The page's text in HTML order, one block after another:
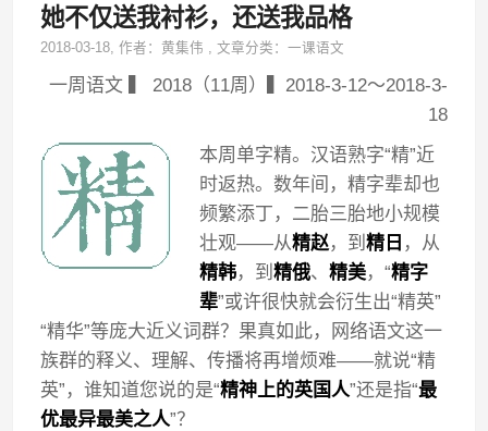
她不仅送我衬衫，还送我品格
2018-03-18, 作者：黄集伟 ,文章分类：一课语文
一周语文 ▍ 2018（11周）▍2018-3-12～2018-3-
18
本周单字精。汉语熟字“精”近
时返热。数年间，精字辈却也
频繁添丁，二胎三胎地小规模
壮观——从精赵，到 精日 ，从
精韩，到 精俄、 精美，“精字
辈”或许很快就会衍生出“精英”
“精华”等庞大近义词群？果真如此，网络语文这一
族群的释义、理解、传播将再增烦难——就说“精
英”，谁知道您说的是“精神上的英国人”还是指“最
优最异最美之人”？